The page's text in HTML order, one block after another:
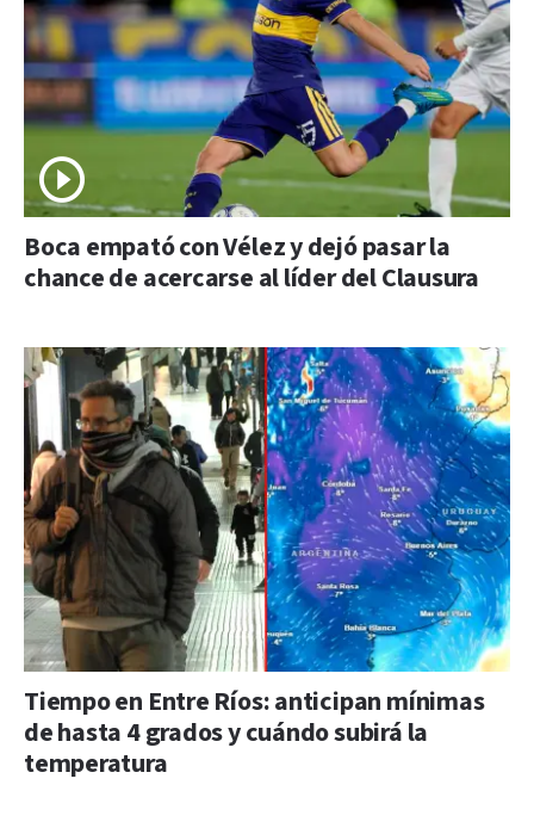
Boca empató con Vélez y dejó pasar la
chance de acercarse al líder del Clausura
Tiempo en Entre Ríos: anticipan mínimas
de hasta 4 grados y cuándo subirá la
temperatura